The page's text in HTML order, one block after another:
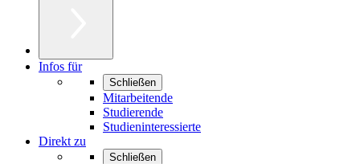
Infos für
Schließen
Mitarbeitende
Studierende
Studieninteressierte
Direkt zu
Schließen